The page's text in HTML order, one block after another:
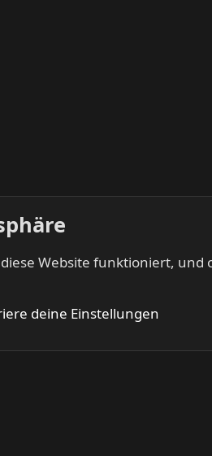
Website funktioniert, und
deine Einstellungen